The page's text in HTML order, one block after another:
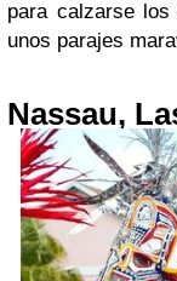
para calzarse
unos parajes
Nassau,